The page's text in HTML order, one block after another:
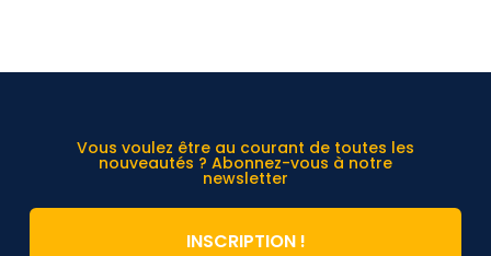
Vous voulez être au courant de toutes les
nouveautés ? Abonnez-vous à notre
newsletter
INSCRIPTION !